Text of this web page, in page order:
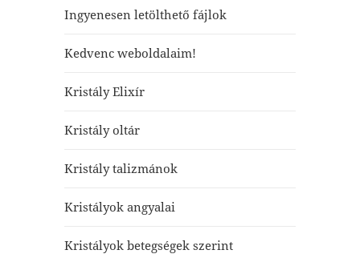
Ingyenesen letölthető fájlok
Kedvenc weboldalaim!
Kristály Elixír
Kristály oltár
Kristály talizmánok
Kristályok angyalai
Kristályok betegségek szerint